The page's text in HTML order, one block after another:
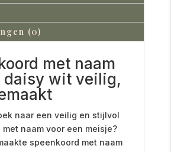
(0)
met naam
daisy wit veilig,
naar een veilig en stijlvol
naam voor een meisje?
speenkoord met naam